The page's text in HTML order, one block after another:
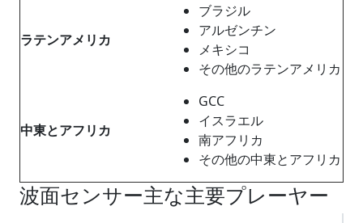
ラテンアメリカ
ブラジル
アルゼンチン
メキシコ
その他のラテンアメリカ
中東とアフリカ
GCC
イスラエル
南アフリカ
その他の中東とアフリカ
波面センサー主な主要プレーヤー